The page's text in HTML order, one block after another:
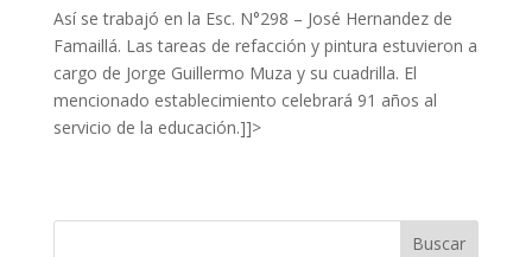
Así se trabajó en la Esc. N°298 – José Hernandez de
Famaillá. Las tareas de refacción y pintura estuvieron a
cargo de Jorge Guillermo Muza y su cuadrilla. El
mencionado establecimiento celebrará 91 años al
servicio de la educación.]]>
Buscar